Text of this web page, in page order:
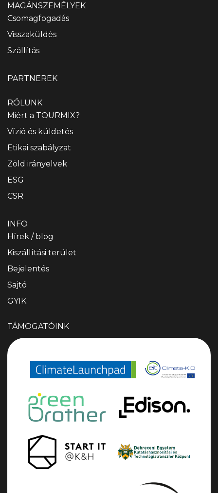
MAGÁNSZEMÉLYEK
Csomagfogadás
Visszaküldés
Szállítás
PARTNEREK
RÓLUNK
Miért a TOURMIX?
Vízió és küldetés
Etikai szabályzat
Zöld irányelvek
ESG
CSR
INFO
Hírek / blog
Kiszállítási terület
Bejelentés
Sajtó
GYIK
TÁMOGATÓINK